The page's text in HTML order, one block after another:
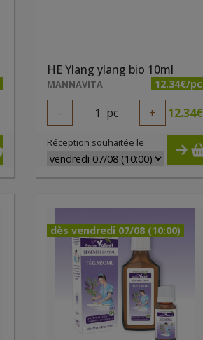
HE Ylang ylang bio 10ml
MANNAVITA 12.34€/pc
- 1 pc + 12.34€
Réception souhaitée le
dès vendredi 07/08 (10:00)